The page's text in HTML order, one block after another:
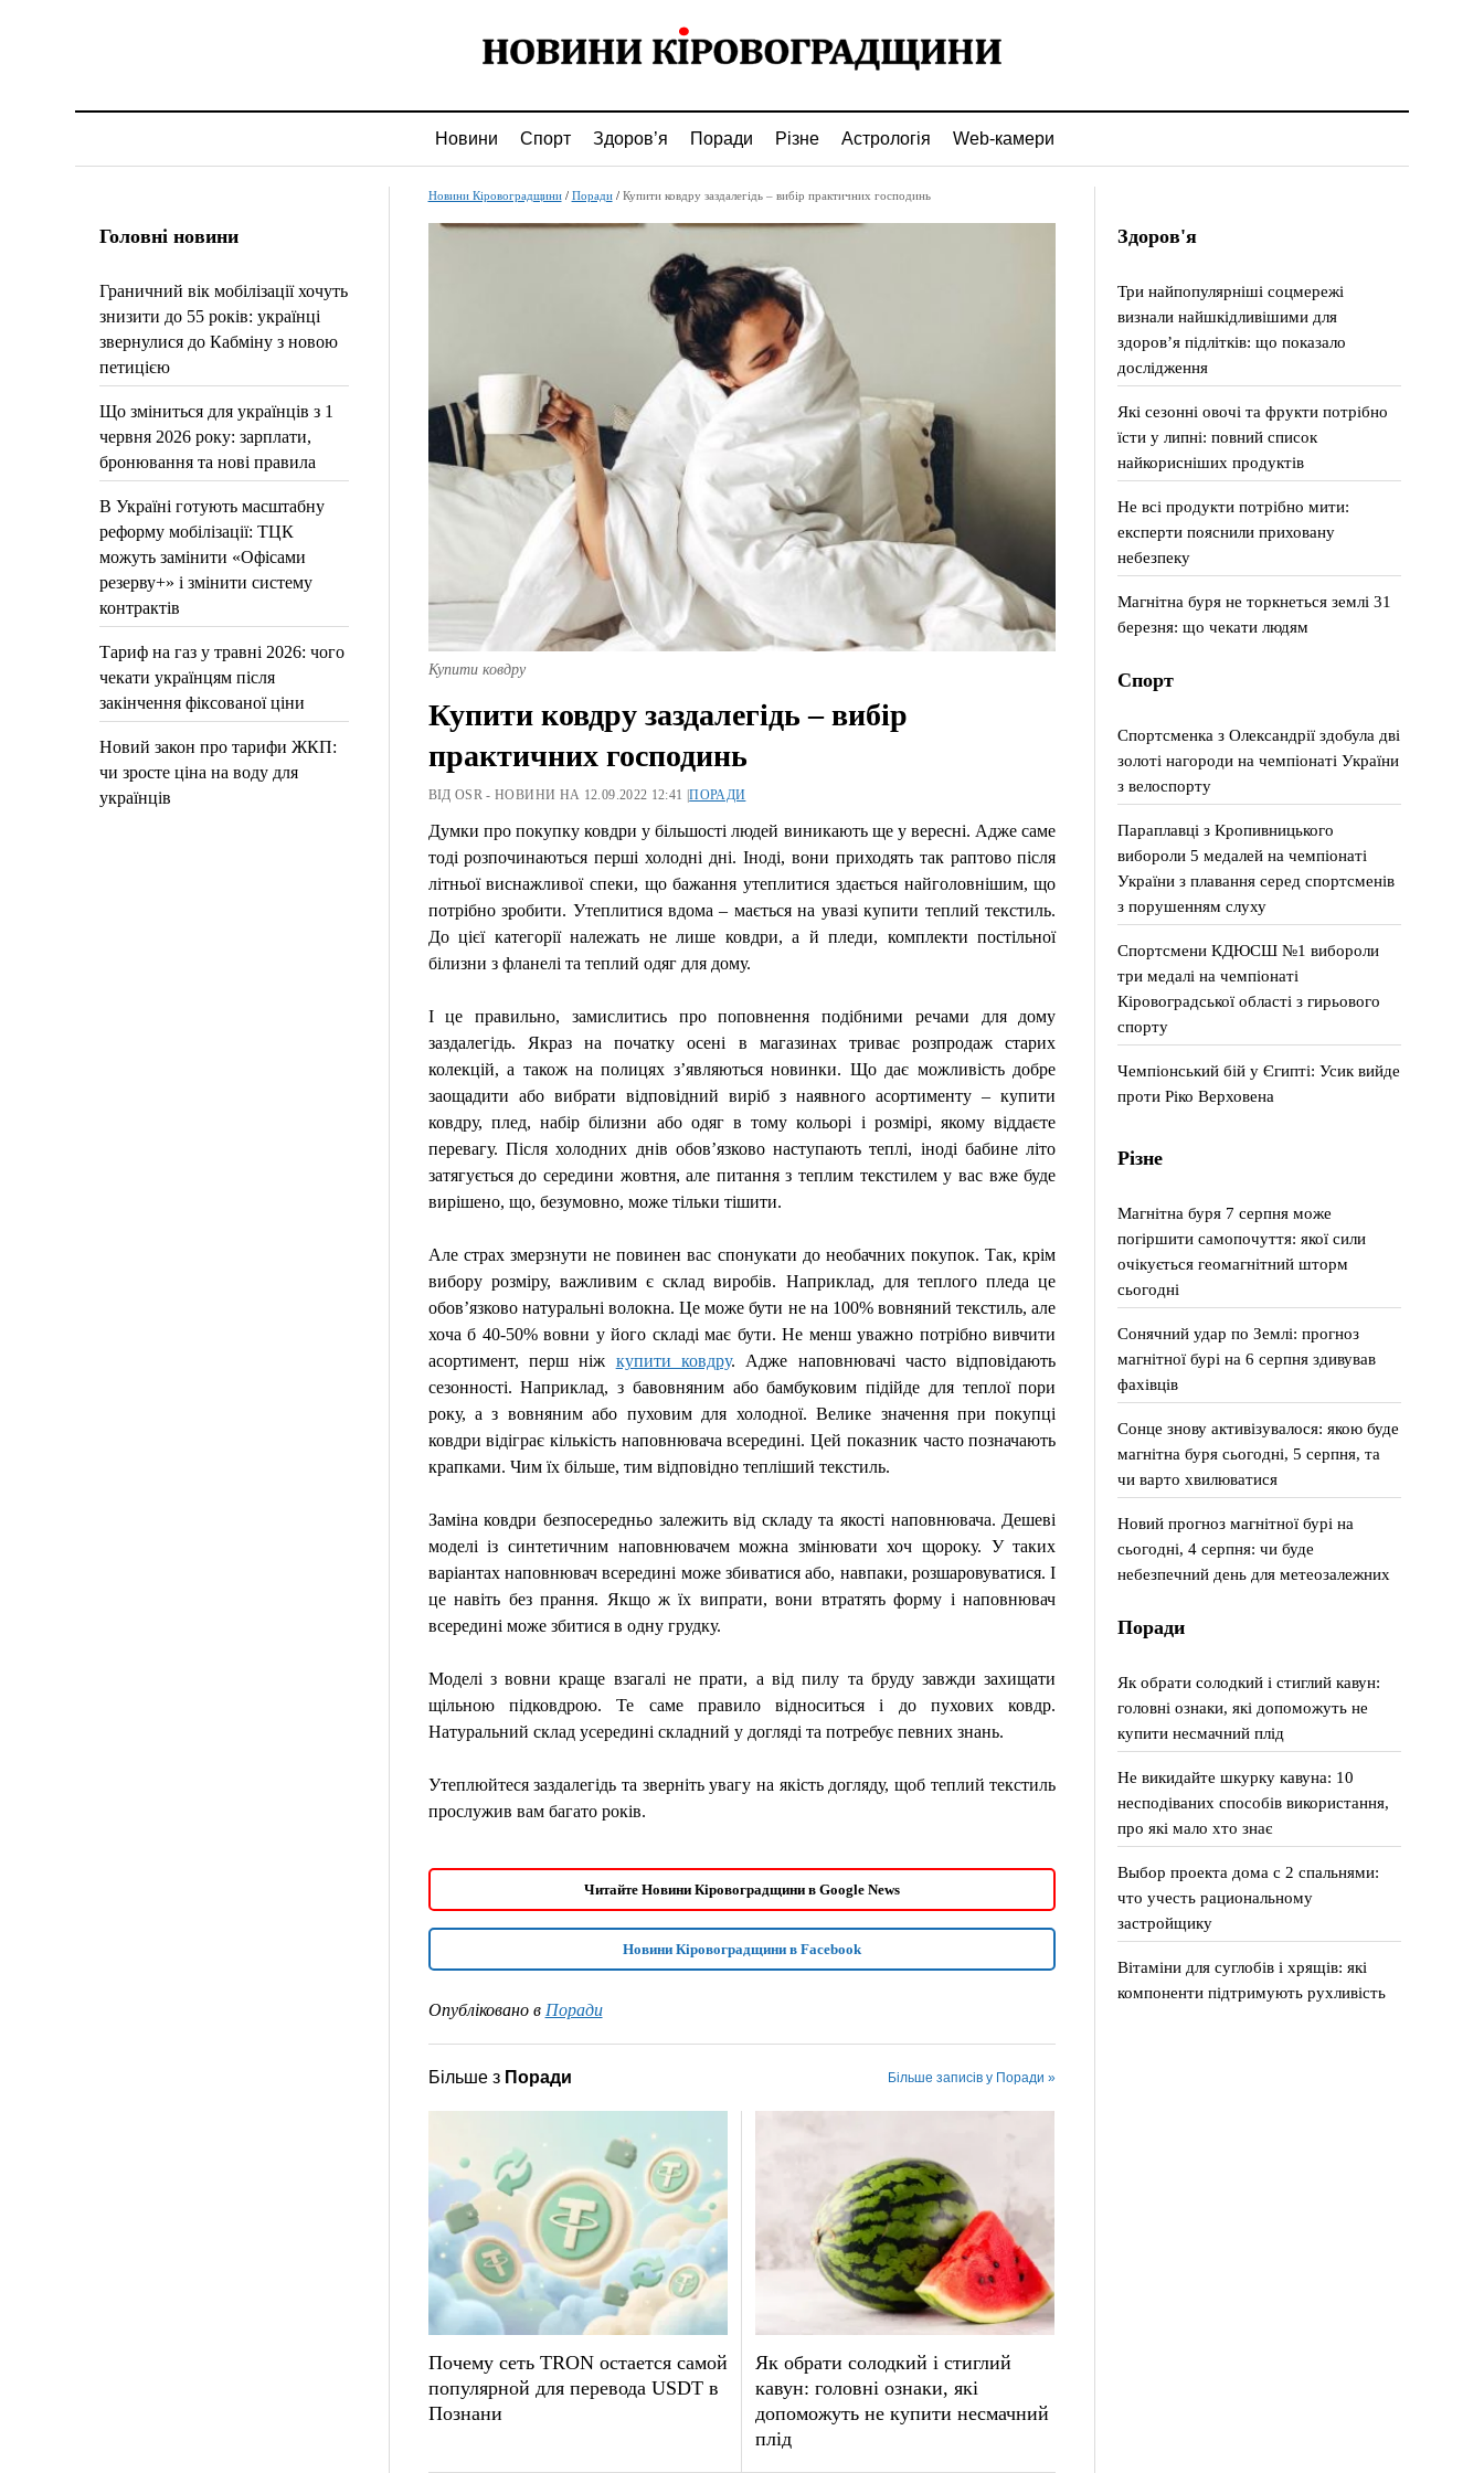
Новини Спорт Здоров’я Поради Різне Астрологія Web-камери
Головні новини
Граничний вік мобілізації хочуть
знизити до 55 років: українці
звернулися до Кабміну з новою
петицією
Що зміниться для українців з 1
червня 2026 року: зарплати,
бронювання та нові правила
В Україні готують масштабну
реформу мобілізації: ТЦК
можуть замінити «Офісами
резерву+» і змінити систему
контрактів
Тариф на газ у травні 2026: чого
чекати українцям після
закінчення фіксованої ціни
Новий закон про тарифи ЖКП:
чи зросте ціна на воду для
українців
Новини Кіровоградщини/ Поради/ Купити ковдру заздалегідь – вибір практичних господинь
Купити ковдру
Купити ковдру заздалегідь – вибір
практичних господинь
ВІД OSR - НОВИНИ НА 12.09.2022 12:41 |ПОРАДИ
Думки про покупку ковдри у більшості людей виникають ще у вересні. Адже саме
тоді розпочинаються перші холодні дні. Іноді, вони приходять так раптово після
літньої виснажливої спеки, що бажання утеплитися здається найголовнішим, що
потрібно зробити. Утеплитися вдома – мається на увазі купити теплий текстиль.
До цієї категорії належать не лише ковдри, а й пледи, комплекти постільної
білизни з фланелі та теплий одяг для дому.
І це правильно, замислитись про поповнення подібними речами для дому
заздалегідь. Якраз на початку осені в магазинах триває розпродаж старих
колекцій, а також на полицях з’являються новинки. Що дає можливість добре
заощадити або вибрати відповідний виріб з наявного асортименту – купити
ковдру, плед, набір білизни або одяг в тому кольорі і розмірі, якому віддаєте
перевагу. Після холодних днів обов’язково наступають теплі, іноді бабине літо
затягується до середини жовтня, але питання з теплим текстилем у вас вже буде
вирішено, що, безумовно, може тільки тішити.
Але страх змерзнути не повинен вас спонукати до необачних покупок. Так, крім
вибору розміру, важливим є склад виробів. Наприклад, для теплого пледа це
обов’язково натуральні волокна. Це може бути не на 100% вовняний текстиль, але
хоча б 40-50% вовни у його складі має бути. Не менш уважно потрібно вивчити
асортимент, перш ніж купити ковдру. Адже наповнювачі часто відповідають
сезонності. Наприклад, з бавовняним або бамбуковим підійде для теплої пори
року, а з вовняним або пуховим для холодної. Велике значення при покупці
ковдри відіграє кількість наповнювача всередині. Цей показник часто позначають
крапками. Чим їх більше, тим відповідно тепліший текстиль.
Заміна ковдри безпосередньо залежить від складу та якості наповнювача. Дешеві
моделі із синтетичним наповнювачем можна змінювати хоч щороку. У таких
варіантах наповнювач всередині може збиватися або, навпаки, розшаровуватися. І
це навіть без прання. Якщо ж їх випрати, вони втратять форму і наповнювач
всередині може збитися в одну грудку.
Моделі з вовни краще взагалі не прати, а від пилу та бруду завжди захищати
щільною підковдрою. Те саме правило відноситься і до пухових ковдр.
Натуральний склад усередині складний у догляді та потребує певних знань.
Утеплюйтеся заздалегідь та зверніть увагу на якість догляду, щоб теплий текстиль
прослужив вам багато років.
Читайте Новини Кіровоградщини в Google News
Новини Кіровоградщини в Facebook
Опубліковано в Поради
Більше з Поради Більше записів у Поради »
Почему сеть TRON остается самой
популярной для перевода USDT в
Познани
Як обрати солодкий і стиглий
кавун: головні ознаки, які
допоможуть не купити несмачний
плід
Здоров'я
Три найпопулярніші соцмережі
визнали найшкідливішими для
здоров’я підлітків: що показало
дослідження
Які сезонні овочі та фрукти потрібно
їсти у липні: повний список
найкорисніших продуктів
Не всі продукти потрібно мити:
експерти пояснили приховану
небезпеку
Магнітна буря не торкнеться землі 31
березня: що чекати людям
Спорт
Спортсменка з Олександрії здобула дві
золоті нагороди на чемпіонаті України
з велоспорту
Параплавці з Кропивницького
вибороли 5 медалей на чемпіонаті
України з плавання серед спортсменів
з порушенням слуху
Спортсмени КДЮСШ №1 вибороли
три медалі на чемпіонаті
Кіровоградської області з гирьового
спорту
Чемпіонський бій у Єгипті: Усик вийде
проти Ріко Верховена
Різне
Магнітна буря 7 серпня може
погіршити самопочуття: якої сили
очікується геомагнітний шторм
сьогодні
Сонячний удар по Землі: прогноз
магнітної бурі на 6 серпня здивував
фахівців
Сонце знову активізувалося: якою буде
магнітна буря сьогодні, 5 серпня, та
чи варто хвилюватися
Новий прогноз магнітної бурі на
сьогодні, 4 серпня: чи буде
небезпечний день для метеозалежних
Поради
Як обрати солодкий і стиглий кавун:
головні ознаки, які допоможуть не
купити несмачний плід
Не викидайте шкурку кавуна: 10
несподіваних способів використання,
про які мало хто знає
Выбор проекта дома с 2 спальнями:
что учесть рациональному
застройщику
Вітаміни для суглобів і хрящів: які
компоненти підтримують рухливість